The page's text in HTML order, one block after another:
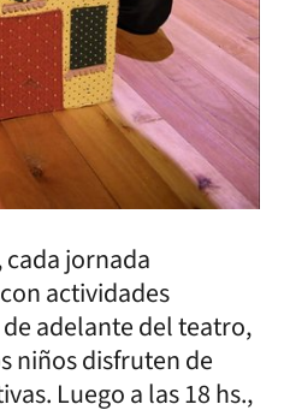
jornada
actividades
adelante del teatro,
niños disfruten de
Luego a las 18 hs.,